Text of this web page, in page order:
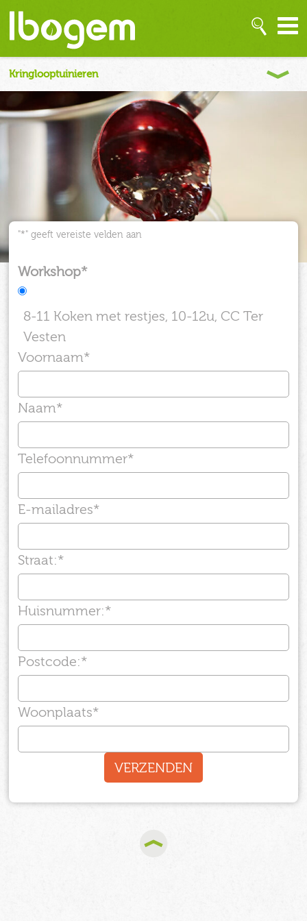
"*" geeft vereiste velden aan
Workshop*
8-11 Koken met restjes, 10-12u, CC Ter
Vesten
Voornaam*
Naam*
Telefoonnummer*
E-mailadres*
Straat:*
Huisnummer:*
Postcode:*
Woonplaats*